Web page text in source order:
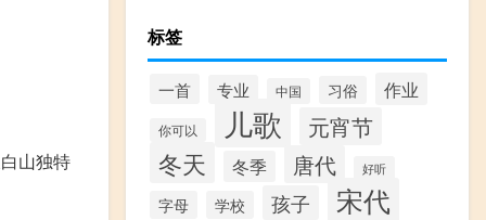
山独特
标签
一首 专业 中国 习俗 作业
你可以 儿歌 元宵节
冬天 冬季 唐代 好听
字母 学校 孩子 宋代